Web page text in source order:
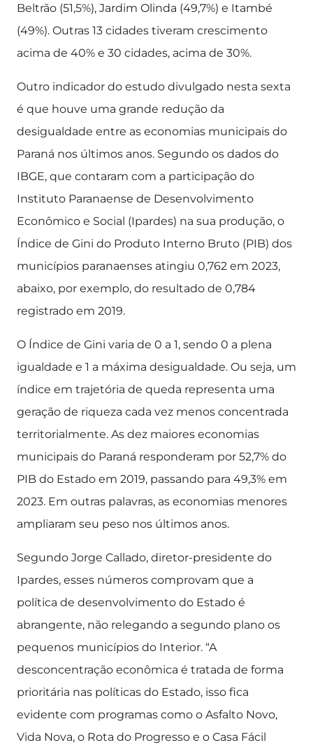
Beltrão (51,5%), Jardim Olinda (49,7%) e Itambé
(49%). Outras 13 cidades tiveram crescimento
acima de 40% e 30 cidades, acima de 30%.
Outro indicador do estudo divulgado nesta sexta
é que houve uma grande redução da
desigualdade entre as economias municipais do
Paraná nos últimos anos. Segundo os dados do
IBGE, que contaram com a participação do
Instituto Paranaense de Desenvolvimento
Econômico e Social (Ipardes) na sua produção, o
Índice de Gini do Produto Interno Bruto (PIB) dos
municípios paranaenses atingiu 0,762 em 2023,
abaixo, por exemplo, do resultado de 0,784
registrado em 2019.
O Índice de Gini varia de 0 a 1, sendo 0 a plena
igualdade e 1 a máxima desigualdade. Ou seja, um
índice em trajetória de queda representa uma
geração de riqueza cada vez menos concentrada
territorialmente. As dez maiores economias
municipais do Paraná responderam por 52,7% do
PIB do Estado em 2019, passando para 49,3% em
2023. Em outras palavras, as economias menores
ampliaram seu peso nos últimos anos.
Segundo Jorge Callado, diretor-presidente do
Ipardes, esses números comprovam que a
política de desenvolvimento do Estado é
abrangente, não relegando a segundo plano os
pequenos municípios do Interior. “A
desconcentração econômica é tratada de forma
prioritária nas políticas do Estado, isso fica
evidente com programas como o Asfalto Novo,
Vida Nova, o Rota do Progresso e o Casa Fácil